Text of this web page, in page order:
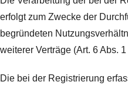
erfolgt zum Zwecke der
begründeten
weiterer Verträge (Art. 6 Abs.
Die bei der Registrierung